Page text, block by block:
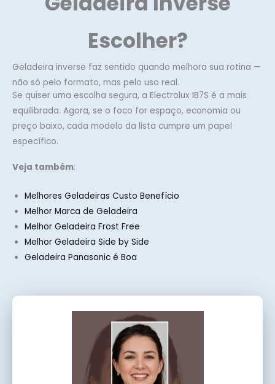
Escolher?
Geladeira inverse faz sentido quando melhora sua rotina —
não só pelo formato, mas pelo uso real.
Se quiser uma escolha segura, a Electrolux IB7S é a mais
equilibrada. Agora, se o foco for espaço, economia ou
preço baixo, cada modelo da lista cumpre um papel
específico.
Veja também:
Melhores Geladeiras Custo Benefício
Melhor Marca de Geladeira
Melhor Geladeira Frost Free
Melhor Geladeira Side by Side
Geladeira Panasonic é Boa